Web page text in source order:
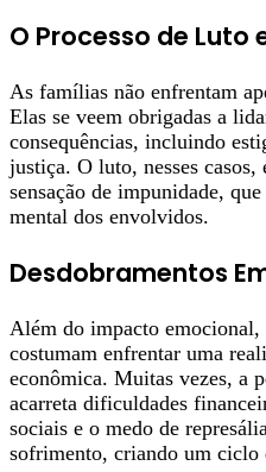
O Processo de Luto
As famílias não enfrentam
Elas se veem obrigadas a
consequências, incluindo
justiça. O luto, nesses casos,
sensação de impunidade,
mental dos envolvidos.
Desdobramentos
Além do impacto emocional,
costumam enfrentar uma
econômica. Muitas vezes, a
acarreta dificuldades
sociais e o medo de
sofrimento, criando um